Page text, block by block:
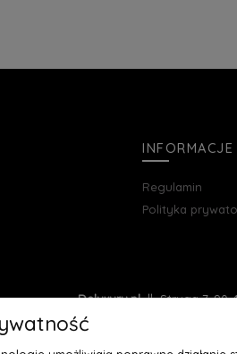
INFORMACJE
Regulamin
Polityka
Deluxury.pl|| Struga 7, 90-